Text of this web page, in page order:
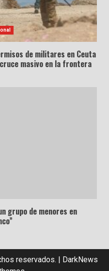
de militares en Ceuta
masivo en la frontera
grupo de menores en
reservados. | DarkNews